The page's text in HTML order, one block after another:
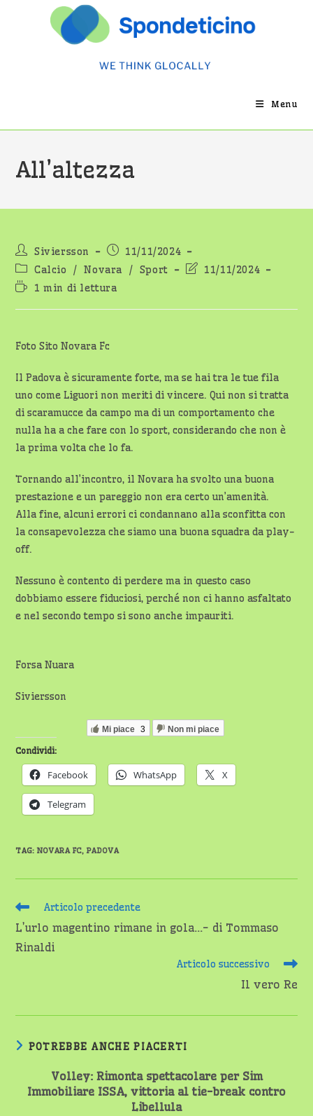
Menu
All’altezza
Autore
dell'articolo:
Siviersson
Articolo
pubblicato:
11/11/2024
Categoria
dell'articolo:
Calcio / Novara / Sport
Ultima11/11/2024
Tempo
lettura:
1 min di lettura
Foto Sito Novara Fc
Il Padova è sicuramente forte, ma se hai tra le tue fila
uno come Liguori non meriti di vincere. Qui non si tratta
di scaramucce da campo ma di un comportamento che
nulla ha a che fare con lo sport, considerando che non è
la prima volta che lo fa.
Tornando all’incontro, il Novara ha svolto una buona
prestazione e un pareggio non era certo un’amenità.
Alla fine, alcuni errori ci condannano alla sconfitta con
la consapevolezza che siamo una buona squadra da play-
off.
Nessuno è contento di perdere ma in questo caso
dobbiamo essere fiduciosi, perché non ci hanno asfaltato
e nel secondo tempo si sono anche impauriti.
Forsa Nuara
Siviersson
Mi piace 3 Non mi piace
Condividi:
Facebook WhatsApp X
Telegram
TAG:NOVARA FC, PADOVA
Leggi
altri
articoli
Articolo precedente
L’urlo magentino rimane in gola…- di Tommaso
Rinaldi
Articolo successivo
Il vero Re
POTREBBE ANCHE PIACERTI
Volley: Rimonta spettacolare per Sim
Immobiliare ISSA, vittoria al tie-break contro
Libellula